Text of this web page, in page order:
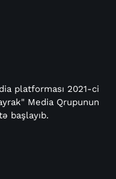
platforması 2021-ci
Media Qrupunun
başlayıb.